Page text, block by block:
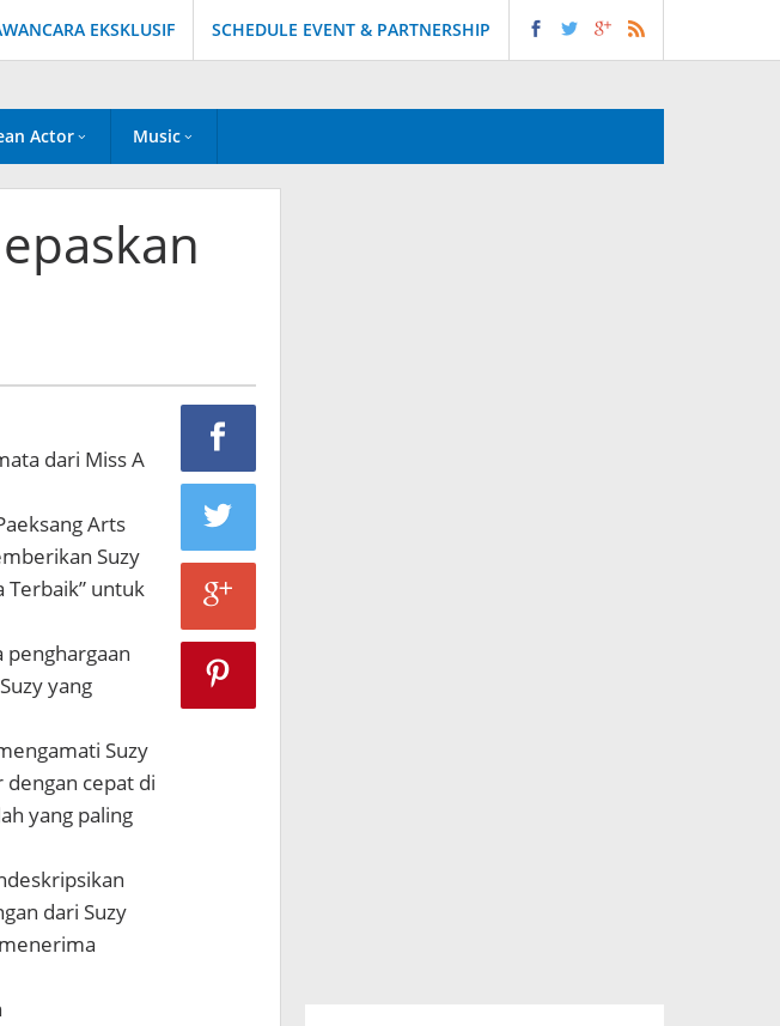
EKSKLUSIF SCHEDULE EVENT & PARTNERSHIP
Actor Music
dari Miss A
Arts
Suzy
Terbaik” untuk
yang
Suzy
cepat di
yang paling
dari Suzy